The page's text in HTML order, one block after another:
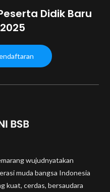
Didik Baru
wujudnyatakan
muda bangsa Indonesia
kuat, cerdas, bersaudara